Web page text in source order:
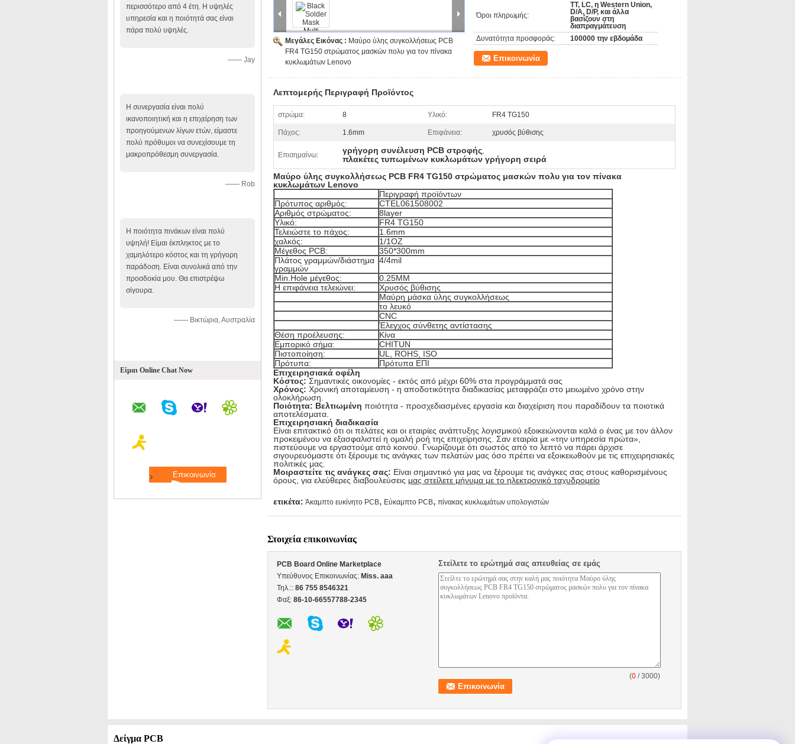
περισσότερο από 4 έτη. Η υψηλές
υπηρεσία και η ποιότητά σας είναι
πάρα πολύ υψηλές.
—— Jay
Η συνεργασία είναι πολύ
ικανοποιητική και η επιχείρηση των
προηγούμενων λίγων ετών, είμαστε
πολύ πρόθυμοι να συνεχίσουμε τη
μακροπρόθεσμη συνεργασία.
—— Rob
Η ποιότητα πινάκων είναι πολύ
υψηλή! Είμαι έκπληκτος με το
χαμηλότερο κόστος και τη γρήγορη
παράδοση. Είναι συνολικά από την
προσδοκία μου. Θα επιστρέψω
σίγουρα.
—— Βικτώρια, Αυστραλία
Είμαι Online Chat Now
Μεγάλες Εικόνας : Μαύρο ύλης συγκολλήσεως PCB
FR4 TG150 στρώματος μασκών πολυ για τον πίνακα
κυκλωμάτων Lenovo
Όροι πληρωμής:
TT, LC, η Western Union,
D/A, D/P, και άλλα
βασίζουν στη
διαπραγμάτευση
Δυνατότητα προσφοράς:
100000 την εβδομάδα
Επικοινωνία
Λεπτομερής Περιγραφή Προϊόντος
στρώμα: 8 Υλικό: FR4 TG150
Πάχος: 1.6mm Επιφάνεια: χρυσός βύθισης
Επισημαίνω: γρήγορη συνέλευση PCB στροφής,
πλακέτες τυπωμένων κυκλωμάτων γρήγορη σειρά
Μαύρο ύλης συγκολλήσεως PCB FR4 TG150 στρώματος μασκών πολυ για τον πίνακα
κυκλωμάτων Lenovo
Περιγραφή προϊόντων
Πρότυπος αριθμός:
CTEL061508002
Αριθμός στρώματος:
8layer
Υλικό:
FR4 TG150
Τελειώστε το πάχος:
1.6mm
χαλκός:
1/1OZ
Μέγεθος PCB:
350*300mm
Πλάτος γραμμών/διάστημα
γραμμών
4/4mil
Min.Hole μέγεθος:
0.25MM
Η επιφάνεια τελειώνει:
Χρυσός βύθισης
Μαύρη μάσκα ύλης συγκολλήσεως
το λευκό
CNC
Έλεγχος σύνθετης αντίστασης
Θέση προέλευσης:
Κίνα
Εμπορικό σήμα:
CHITUN
Πιστοποίηση:
UL, ROHS, ISO
Πρότυπα:
Πρότυπα ΕΠΙ
Επιχειρησιακά οφέλη
Κόστος: Σημαντικές οικονομίες - εκτός από μέχρι 60% στα προγράμματά σας
Χρόνος: Χρονική αποταμίευση - η αποδοτικότητα διαδικασίας μεταφράζει στο μειωμένο χρόνο στην
ολοκλήρωση.
Ποιότητα: Βελτιωμένη ποιότητα - προσχεδιασμένες εργασία και διαχείριση που παραδίδουν τα ποιοτικά
αποτελέσματα.
Επιχειρησιακή διαδικασία
Είναι επιτακτικό ότι οι πελάτες και οι εταιρίες ανάπτυξης λογισμικού εξοικειώνονται καλά ο ένας με τον άλλον
προκειμένου να εξασφαλιστεί η ομαλή ροή της επιχείρησης. Σαν εταιρία με «την υπηρεσία πρώτα»,
πιστεύουμε να εργαστούμε από κοινού. Γνωρίζουμε ότι σωστός από το λεπτό να πάρει άρχισε
σιγουρευόμαστε ότι ξέρουμε τις ανάγκες των πελατών μας όσο πρέπει να εξοικειωθούν με τις επιχειρησιακές
πολιτικές μας.
Μοιραστείτε τις ανάγκες σας: Είναι σημαντικό για μας να ξέρουμε τις ανάγκες σας στους καθορισμένους
όρους, για ελεύθερες διαβουλεύσεις μας στείλετε μήνυμα με το ηλεκτρονικό ταχυδρομείο
ετικέτα: Άκαμπτο ευκίνητο PCB, Εύκαμπτο PCB, πίνακας κυκλωμάτων υπολογιστών
Στοιχεία επικοινωνίας
PCB Board Online Marketplace
Υπεύθυνος Επικοινωνίας: Miss. aaa
Τηλ.:: 86 755 8546321
Φαξ: 86-10-66557788-2345
Στείλετε το ερώτημά σας απευθείας σε εμάς
(0 / 3000)
Δείγμα PCB